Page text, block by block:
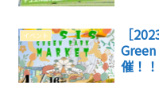
イベント
［
催！！